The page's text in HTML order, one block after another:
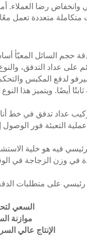
وانخفاض رضا العملاء.
متكاملة متعددة تعمل
حجم السائل المعبّأ
على عداد التدفق،
لدفع المكبس
أيضًا. ويتميز هذا
عداد تدفق في خط
التعبئة فور الوصول
في وزن الزجاجة في
رئيسي على متطلبات
السعي
موازنة
الإنتاج عالي